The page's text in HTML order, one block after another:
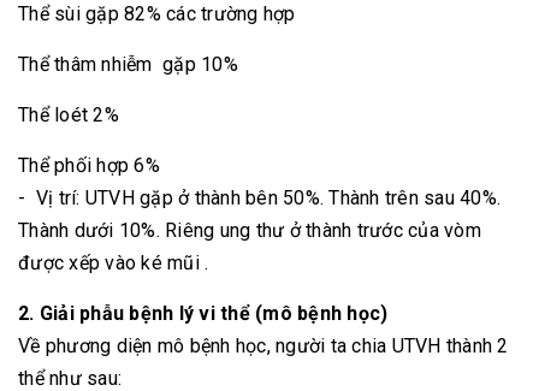
Thể sùi gặp 82% các trường hợp
Thể thâm nhiễm gặp 10%
Thể loét 2%
Thể phối hợp 6%
- Vị trí: UTVH gặp ở thành bên 50%. Thành trên sau 40%.
Thành dưới 10%. Riêng ung thư ở thành trước của vòm
được xếp vào ké mũi .
2. Giải phẫu bệnh lý vi thể (mô bệnh học)
Về phương diện mô bệnh học, người ta chia UTVH thành 2
thể như sau: